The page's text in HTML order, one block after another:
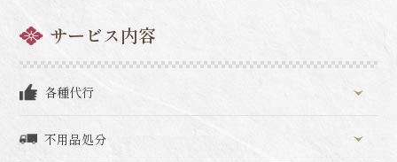
サービス内容
各種代行
不用品処分